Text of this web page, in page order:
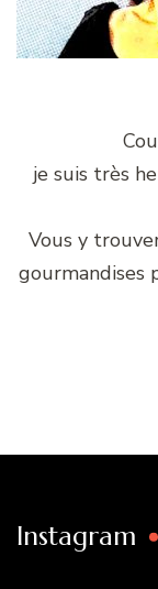
je suis très
Vous y
gourmandises
Instagram